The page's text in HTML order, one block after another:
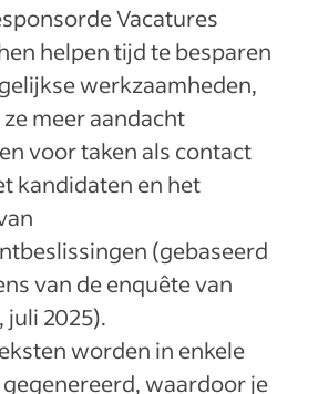
Vacatures
helpen tijd te besparen
werkzaamheden,
meer aandacht
voor taken als contact
kandidaten en het
(gebaseerd
van de enquête van
juli 2025).
worden in enkele
waardoor je